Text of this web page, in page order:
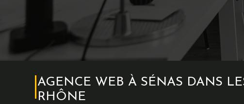
AGENCE WEB À SÉNAS DANS
RHÔNE